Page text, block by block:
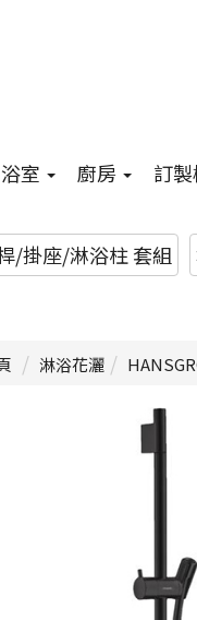
浴室 廚房 訂
/掛座/淋浴柱 套組
淋浴花灑